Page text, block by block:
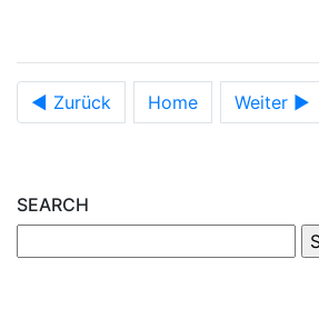
◀ Zurück Home Weiter ►
SEARCH